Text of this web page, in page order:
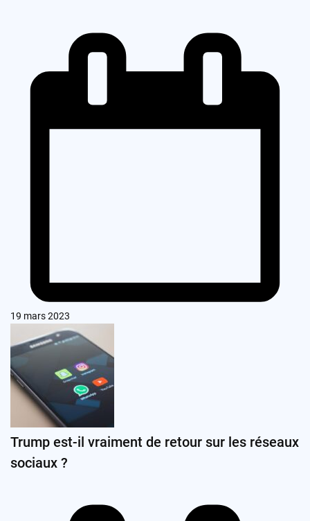
19 mars 2023
Trump est-il vraiment de retour sur les réseaux
sociaux ?